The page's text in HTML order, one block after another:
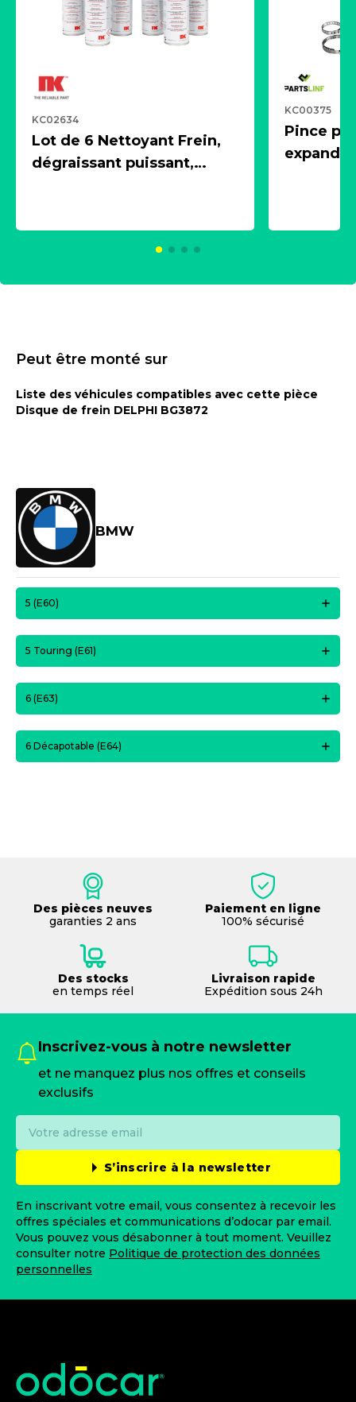
KC02634
Lot de 6 Nettoyant Frein,
dégraissant puissant,
KC00375
Pince
Peut être monté sur
Liste des véhicules compatibles avec cette pièce
Disque de frein DELPHI BG3872
BMW
5 (E60)
5 Touring (E61)
6 (E63)
6 Décapotable (E64)
Des pièces neuves
garanties 2 ans
Paiement en ligne
100% sécurisé
Des stocks
en temps réel
Livraison rapide
Expédition sous 24h
Inscrivez-vous à notre newsletter
et ne manquez plus nos offres et conseils
exclusifs
S’inscrire à la newsletter
En inscrivant votre email, vous consentez à recevoir les
offres spéciales et communications d’odocar par email.
Vous pouvez vous désabonner à tout moment. Veuillez
consulter notre Politique de protection des données
personnelles